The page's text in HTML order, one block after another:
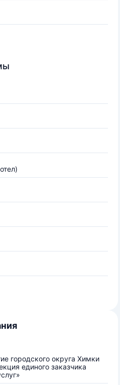
городского округа Химки
единого заказчика